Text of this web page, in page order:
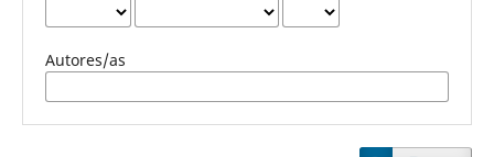
Autores/as